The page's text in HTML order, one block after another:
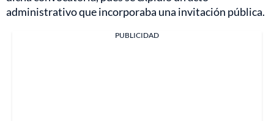
administrativo que incorporaba una invitación pública.
PUBLICIDAD